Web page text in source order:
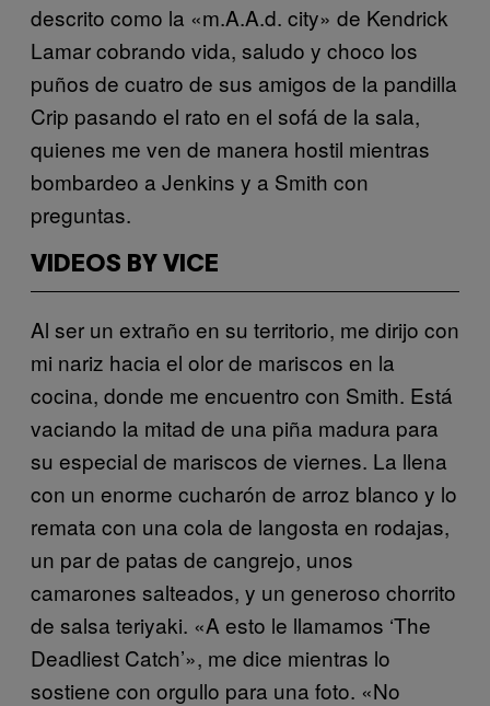
descrito como la «m.A.A.d. city» de Kendrick
Lamar cobrando vida, saludo y choco los
puños de cuatro de sus amigos de la pandilla
Crip pasando el rato en el sofá de la sala,
quienes me ven de manera hostil mientras
bombardeo a Jenkins y a Smith con
preguntas.
VIDEOS BY VICE
Al ser un extraño en su territorio, me dirijo con
mi nariz hacia el olor de mariscos en la
cocina, donde me encuentro con Smith. Está
vaciando la mitad de una piña madura para
su especial de mariscos de viernes. La llena
con un enorme cucharón de arroz blanco y lo
remata con una cola de langosta en rodajas,
un par de patas de cangrejo, unos
camarones salteados, y un generoso chorrito
de salsa teriyaki. «A esto le llamamos ‘The
Deadliest Catch’», me dice mientras lo
sostiene con orgullo para una foto. «No